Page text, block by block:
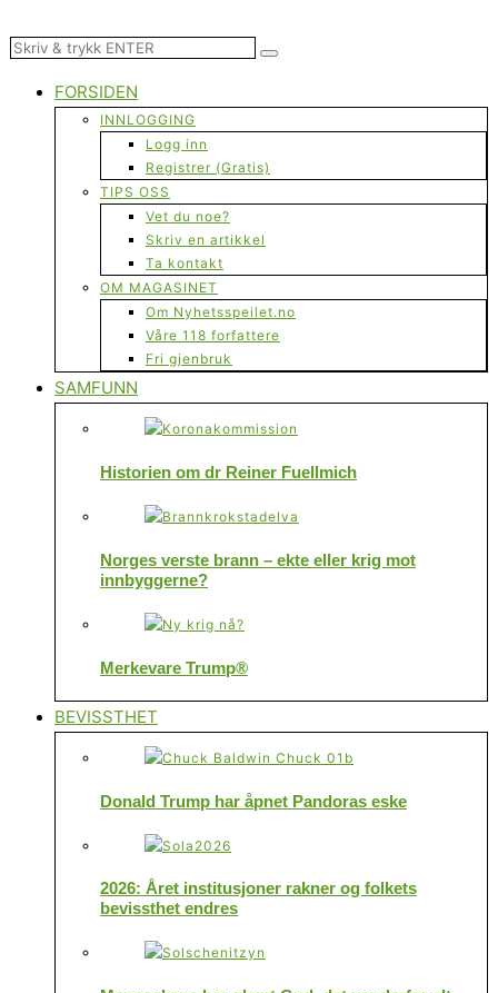
FORSIDEN
INNLOGGING
Logg inn
Registrer (Gratis)
TIPS OSS
Vet du noe?
Skriv en artikkel
Ta kontakt
OM MAGASINET
Om Nyhetsspeilet.no
Våre 118 forfattere
Fri gjenbruk
SAMFUNN
Historien om dr Reiner Fuellmich
Norges verste brann – ekte eller krig mot
innbyggerne?
Merkevare Trump®
BEVISSTHET
Donald Trump har åpnet Pandoras eske
2026: Året institusjoner rakner og folkets
bevissthet endres